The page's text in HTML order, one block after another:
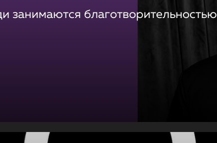
занимаются благотворительностью